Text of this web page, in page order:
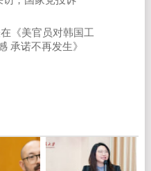
《美官员对韩国工
承诺不再发生》